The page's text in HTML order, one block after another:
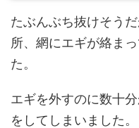
たぶんぶち抜けそう
所、網にエギが絡ま
た。
エギを外すのに数十
をしてしまいました。